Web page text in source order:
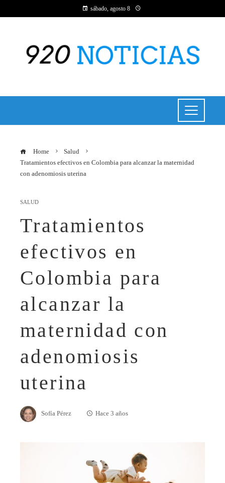
sábado, agosto 8
Home
Salud
Tratamientos efectivos en Colombia para alcanzar la maternidad
con adenomiosis uterina
SALUD
Tratamientos
efectivos en
Colombia para
alcanzar la
maternidad con
adenomiosis
uterina
Sofía Pérez Hace 3 años